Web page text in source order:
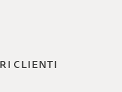
CLIENTI